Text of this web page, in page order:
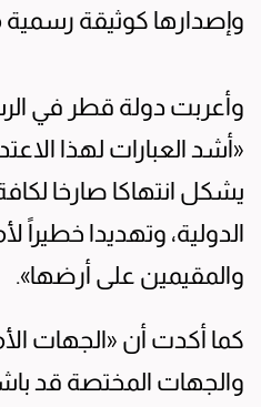
وإصدارها كوثيقة
وأعربت دولة قطر في
«أشد العبارات لهذا
يشكل انتهاكا صارخا
الدولية، وتهديدا
والمقيمين على أرضها».
كما أكدت أن «الجهات
والجهات المختصة قد